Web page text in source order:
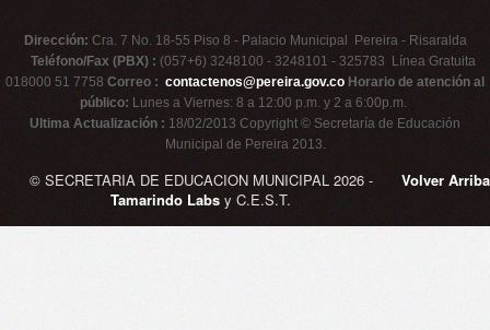
Dirección: Cra. 7 No. 18-55 Piso 8 - Palacio Municipal Pereira - Risaralda
Teléfono/Fax (PBX) : (057+6) 3248100 - 3248101 - 325783 Línea Gratuita
018000 51 7758 Correo : contactenos@pereira.gov.co Horario de atención al
público: Lunes a Viernes: 8 a 12:00 p.m. y 2 a 6:00p.m.
Ultima Actualización : 18/02/2013 Copyright © Secretaría de Educación
Municipal de Pereira 2013.
Volver Arriba
© SECRETARIA DE EDUCACION MUNICIPAL 2026 -
Tamarindo Labs y C.E.S.T.